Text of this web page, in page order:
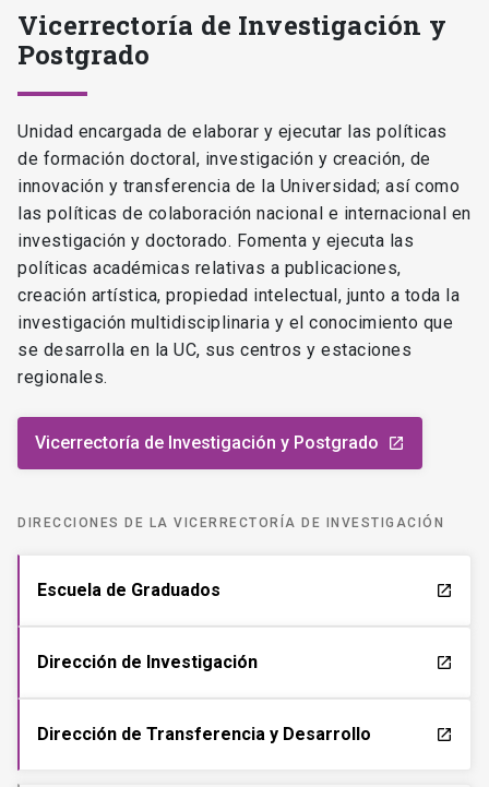
Vicerrectoría de Investigación y
Postgrado
Unidad encargada de elaborar y ejecutar las políticas
de formación doctoral, investigación y creación, de
innovación y transferencia de la Universidad; así como
las políticas de colaboración nacional e internacional en
investigación y doctorado. Fomenta y ejecuta las
políticas académicas relativas a publicaciones,
creación artística, propiedad intelectual, junto a toda la
investigación multidisciplinaria y el conocimiento que
se desarrolla en la UC, sus centros y estaciones
regionales.
Vicerrectoría de Investigación y Postgrado launch
DIRECCIONES DE LA VICERRECTORÍA DE INVESTIGACIÓN
Escuela de Graduados launch
Dirección de Investigación launch
Dirección de Transferencia y Desarrollo launch